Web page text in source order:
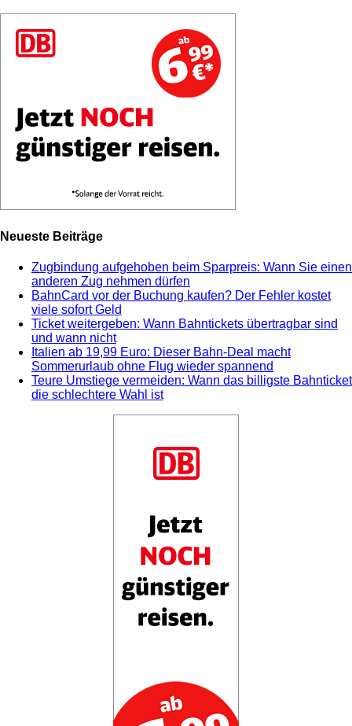
Neueste Beiträge
Zugbindung aufgehoben beim Sparpreis: Wann Sie einen
anderen Zug nehmen dürfen
BahnCard vor der Buchung kaufen? Der Fehler kostet
viele sofort Geld
Ticket weitergeben: Wann Bahntickets übertragbar sind
und wann nicht
Italien ab 19,99 Euro: Dieser Bahn-Deal macht
Sommerurlaub ohne Flug wieder spannend
Teure Umstiege vermeiden: Wann das billigste Bahnticket
die schlechtere Wahl ist